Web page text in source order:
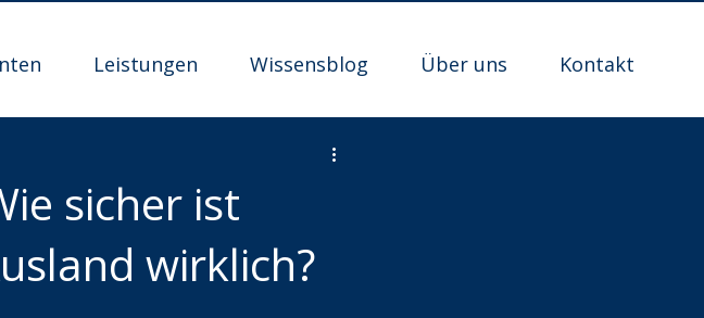
Leistungen Wissensblog Über uns Kontakt
sicher ist
wirklich?